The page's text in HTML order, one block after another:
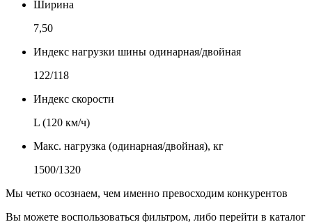
Ширина
7,50
Индекс нагрузки шины одинарная/двойная
122/118
Индекс скорости
L (120 км/ч)
Макс. нагрузка (одинарная/двойная), кг
1500/1320
Мы четко осознаем, чем именно превосходим конкурентов
Вы можете воспользоваться фильтром, либо перейти в каталог